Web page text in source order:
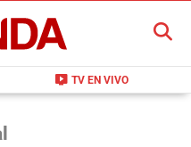
live_tv TV EN VIVO
BUSCAR